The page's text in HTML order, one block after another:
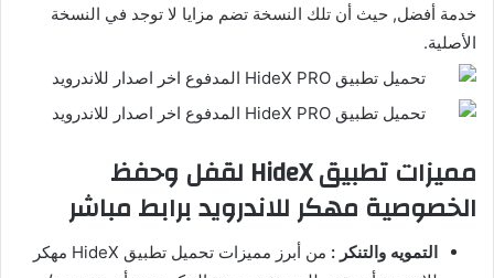
خدمة أفضل, حيث أن تلك النسخة تضم مزايا لا توجد في النسخة
الأصلية.
مميزات تطبيق HideX لقفل وحفظ
الخصوصية مهكر للاندرويد برابط مباشر
التمويه والتنكر :
من أبرز مميزات تحميل تطبيق HideX مهكر